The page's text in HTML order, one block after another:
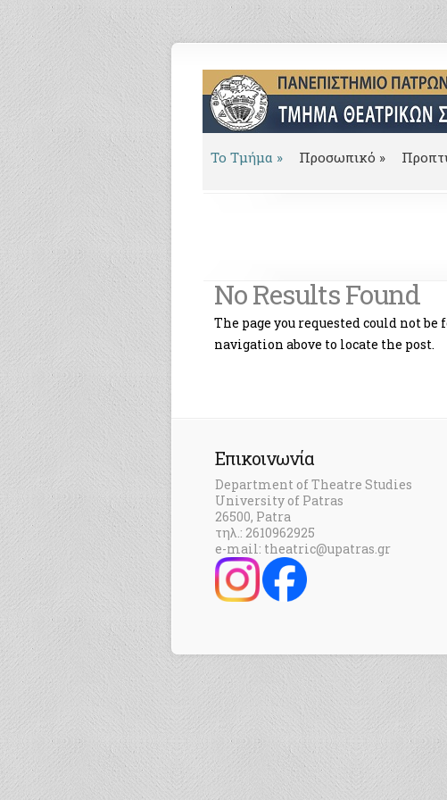
To Τμήμα » Προσωπικό »
No Results Found
The page you requested could not
navigation above to locate the post.
Επικοινωνία
Department of Theatre Studies
University of Patras
26500, Patra
τηλ.: 2610962925
e-mail: theatric@upatras.gr